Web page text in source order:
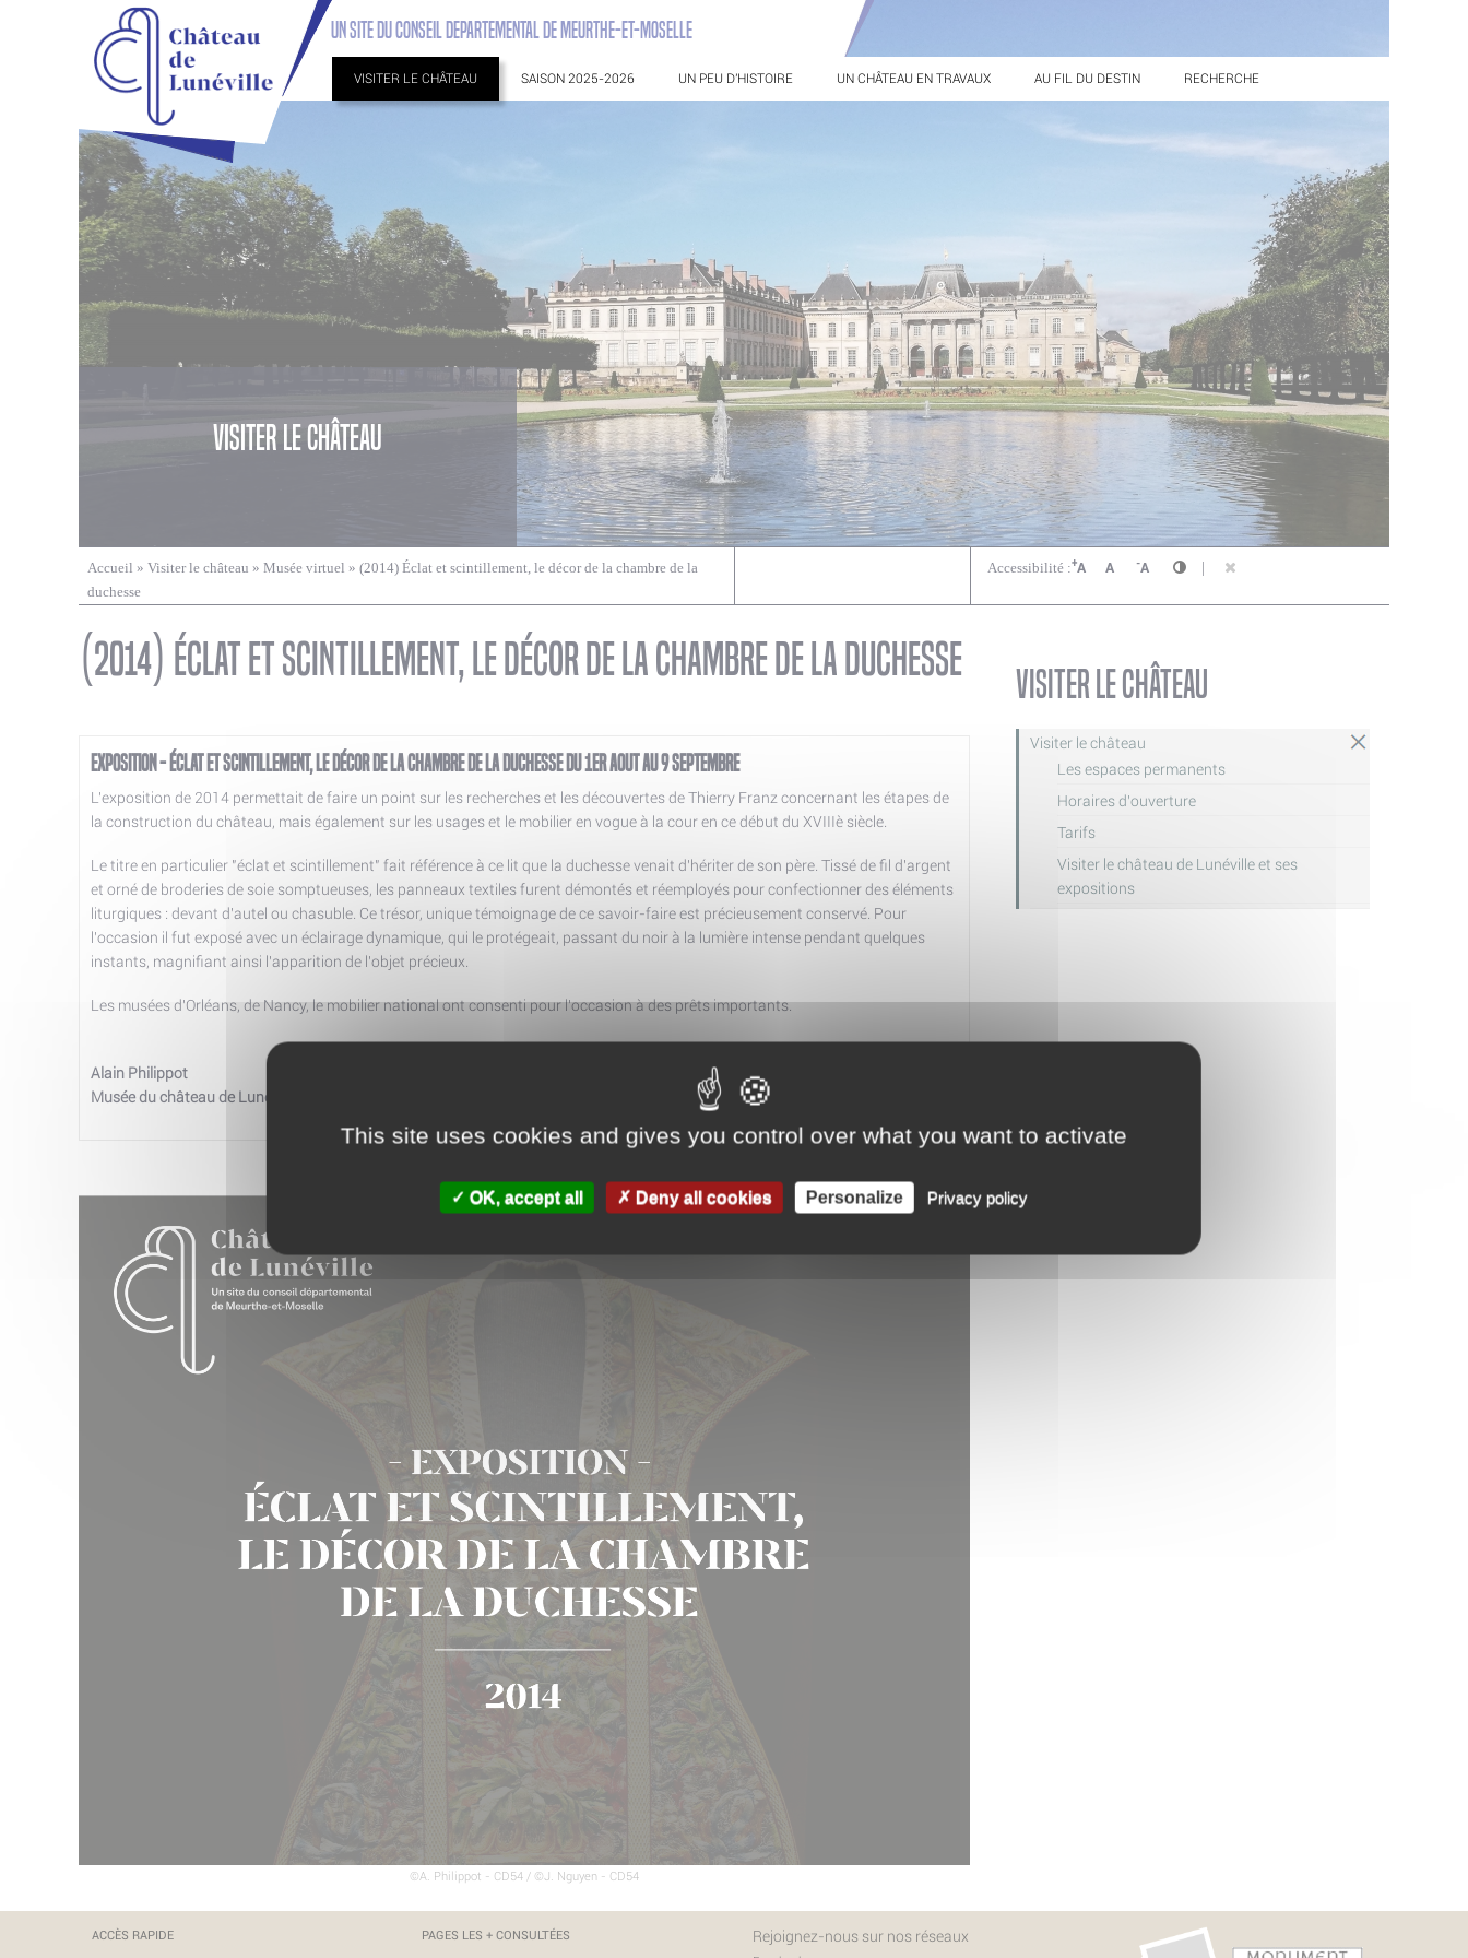
UN SITE DU CONSEIL DEPARTEMENTAL DE MEURTHE-ET-MOSELLE
ACCUEIL VISITER LE CHÂTEAU SAISON 2025-2026 UN PEU D'HISTOIRE UN CHÂTEAU EN TRAVAUX AU FIL DU DESTIN RECHERCHE
Visiter le château
Vous êtes ici
Accueil » Visiter le château » Musée virtuel » (2014) Éclat et scintillement, le décor de la chambre de la
duchesse
Accessibilité : -A
A
+A
(2014) Éclat et scintillement, le décor de la chambre de la duchesse
Exposition - Éclat et scintillement, le décor de la chambre de la duchesse du 1er aout au 9 septembre
L'exposition de 2014 permettait de faire un point sur les recherches et les découvertes de Thierry Franz concernant les étapes de
la construction du château, mais également sur les usages et le mobilier en vogue à la cour en ce début du XVIIIè siècle.
Le titre en particulier "éclat et scintillement" fait référence à ce lit que la duchesse venait d'hériter de son père. Tissé de fil d'argent
et orné de broderies de soie somptueuses, les panneaux textiles furent démontés et réemployés pour confectionner des éléments
liturgiques : devant d'autel ou chasuble. Ce trésor, unique témoignage de ce savoir-faire est précieusement conservé. Pour
l'occasion il fut exposé avec un éclairage dynamique, qui le protégeait, passant du noir à la lumière intense pendant quelques
instants, magnifiant ainsi l'apparition de l'objet précieux.
Les musées d'Orléans, de Nancy, le mobilier national ont consenti pour l'occasion à des prêts importants.
Alain Philippot
Musée du château de Lunéville
©A. Philippot - CD54 / ©J. Nguyen - CD54
Visiter le château
Visiter le château
Les espaces permanents
Horaires d'ouverture
Tarifs
Visiter le château de Lunéville et ses
expositions
ACCÈS RAPIDE PAGES LES + CONSULTÉES Rejoignez-nous sur nos réseaux
This site uses cookies and gives you control over what you want to activate
OK, accept all Deny all cookies Personalize Privacy policy